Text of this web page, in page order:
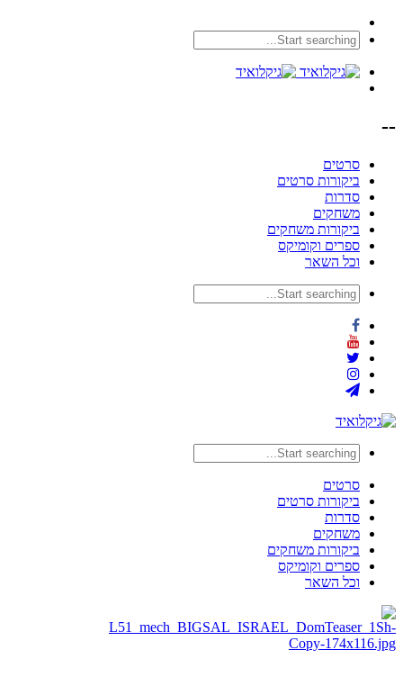
--
סרטים
ביקורות סרטים
סדרות
משחקים
ביקורות משחקים
ספרים וקומיקס
וכל השאר
סרטים
ביקורות סרטים
סדרות
משחקים
ביקורות משחקים
ספרים וקומיקס
וכל השאר